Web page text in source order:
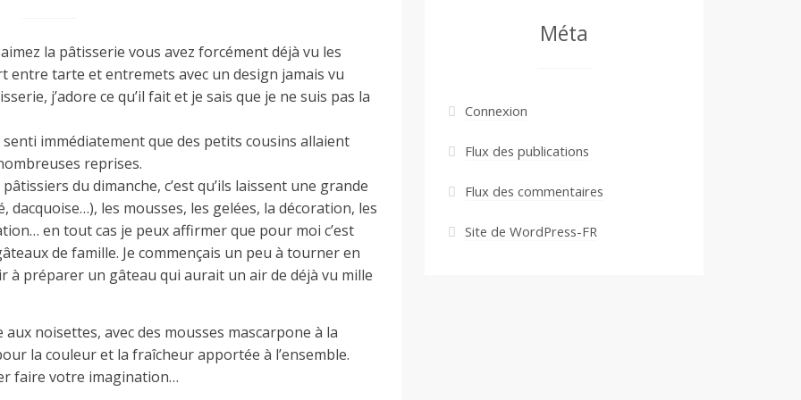
la pâtisserie vous avez forcément déjà vu les
entre tarte et entremets avec un design jamais vu
j’adore ce qu’il fait et je sais que je ne suis pas la
senti immédiatement que des petits cousins allaient
reprises.
du dimanche, c’est qu’ils laissent une grande
dacquoise…), les mousses, les gelées, la décoration, les
en tout cas je peux affirmer que pour moi c’est
de famille. Je commençais un peu à tourner en
à préparer un gâteau qui aurait un air de déjà vu mille
noisettes, avec des mousses mascarpone à la
la couleur et la fraîcheur apportée à l’ensemble.
faire votre imagination…
Méta
Connexion
Flux des publications
Flux des commentaires
Site de WordPress-FR